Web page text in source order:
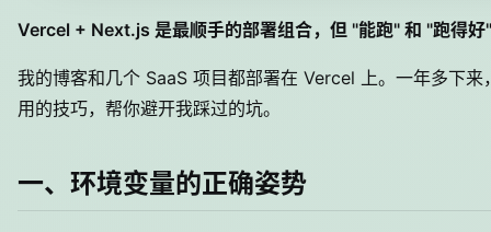
Vercel + Next.js 是最顺手的部署组合，但 "能跑" 和 "跑得好
我的博客和几个 SaaS 项目都部署在 Vercel 上。一年多下
用的技巧，帮你避开我踩过的坑。
一、环境变量的正确姿势